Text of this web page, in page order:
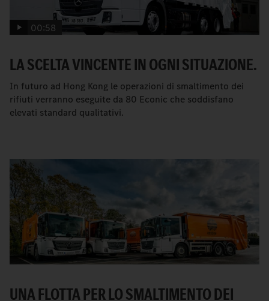
00:58
LA SCELTA VINCENTE IN OGNI SITUAZIONE.
In futuro ad Hong Kong le operazioni di smaltimento dei
rifiuti verranno eseguite da 80 Econic che soddisfano
elevati standard qualitativi.
UNA FLOTTA PER LO SMALTIMENTO DEI